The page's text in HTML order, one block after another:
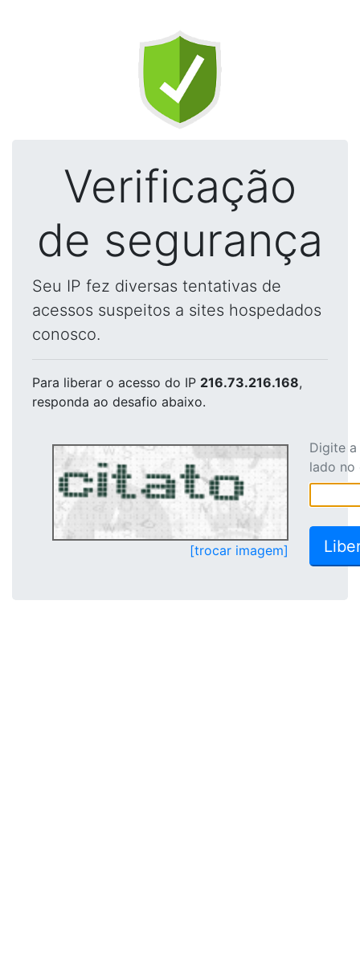
Verificação
de segurança
Seu IP fez diversas tentativas de
acessos suspeitos a sites hospedados
conosco.
Para liberar o acesso do IP 216.73.216.168,
responda ao desafio abaixo.
[trocar imagem]
Digite
lado no